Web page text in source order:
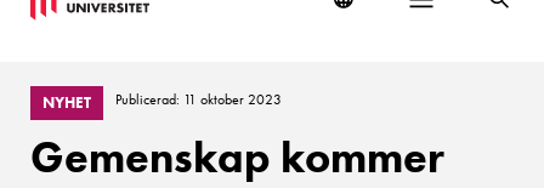
NYHET Publicerad: 11 oktober 2023
Gemenskap kommer